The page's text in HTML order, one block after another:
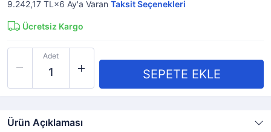
9.242,17 TL×6 Ay'a Varan Taksit Seçenekleri
Ücretsiz Kargo
Adet
Ürün Açıklaması